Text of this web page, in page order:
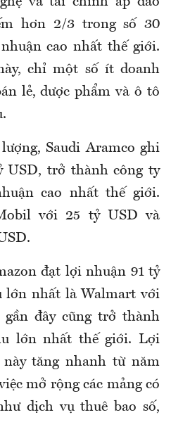
hơn 2/3 trong số 30
cao nhất thế giới.
chỉ một số ít doanh
lẻ, dược phẩm và ô tô
Saudi Aramco ghi
USD, trở thành công ty
cao nhất thế giới.
với 25 tỷ USD và
đạt lợi nhuận 91 tỷ
lớn nhất là Walmart với
đây cũng trở thành
lớn nhất thế giới. Lợi
tăng nhanh từ năm
mở rộng các mảng có
dịch vụ thuê bao số,